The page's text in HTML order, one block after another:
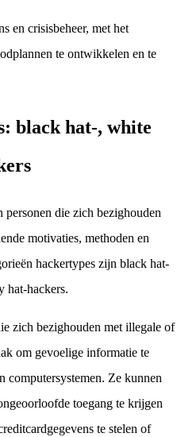
en crisisbeheer, met het
te ontwikkelen en te
black hat-, white
personen die zich bezighouden
motivaties, methoden en
hackertypes zijn black hat-
hat-hackers.
zich bezighouden met illegale of
om gevoelige informatie te
computersystemen. Ze kunnen
toegang te krijgen
te stelen of